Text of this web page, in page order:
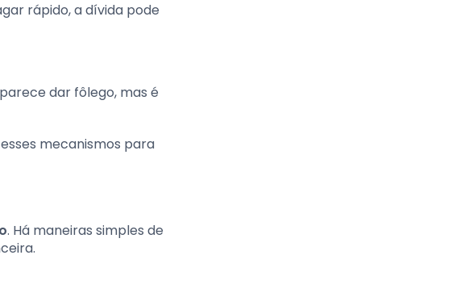
rápido, a dívida pode
dar fôlego, mas é
mecanismos para
. Há maneiras simples de